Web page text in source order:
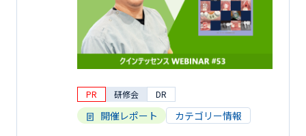
PR 研修会 DR
開催レポート カテゴリー情報